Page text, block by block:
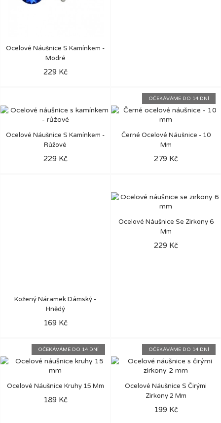
Ocelové Náušnice S Kamínkem -
Modré
229 Kč
Ocelové Náušnice S Kamínkem -
Růžové
229 Kč
OČEKÁVÁME DO 14 DNÍ
Černé Ocelové Náušnice - 10
Mm
279 Kč
Kožený Náramek Dámský -
Hnědý
169 Kč
Ocelové Náušnice Se Zirkony 6
Mm
229 Kč
OČEKÁVÁME DO 14 DNÍ
Ocelové Náušnice Kruhy 15 Mm
189 Kč
OČEKÁVÁME DO 14 DNÍ
Ocelové Náušnice S Čirými
Zirkony 2 Mm
199 Kč